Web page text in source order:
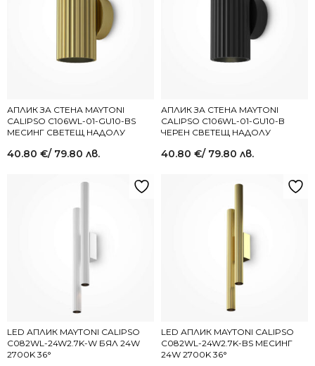
АПЛИК ЗА СТЕНА MAYTONI
CALIPSO C106WL-01-GU10-BS
МЕСИНГ СВЕТЕЩ НАДОЛУ
40.80 €/ 79.80 лв.
АПЛИК ЗА СТЕНА MAYTONI
CALIPSO C106WL-01-GU10-B
ЧЕРЕН СВЕТЕЩ НАДОЛУ
40.80 €/ 79.80 лв.
LED АПЛИК MAYTONI CALIPSO
C082WL-24W2.7K-W БЯЛ 24W
2700K 36°
LED АПЛИК MAYTONI CALIPSO
C082WL-24W2.7K-BS МЕСИНГ
24W 2700K 36°